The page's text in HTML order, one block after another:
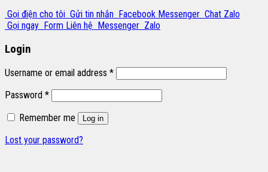
Gọi điện cho tôi Gửi tin nhắn Facebook Messenger Chat Zalo
Gọi ngay Form Liên hệ Messenger Zalo
Login
Username or email address *
Password *
Remember me
Log in
Lost your password?